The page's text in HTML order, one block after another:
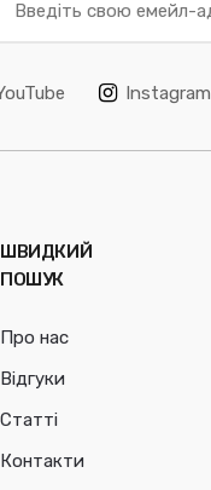
Instagram
ШВИДКИЙ
ПОШУК
Про нас
Відгуки
Статті
Контакти